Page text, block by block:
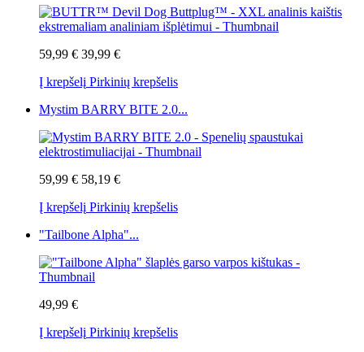
59,99 € 39,99 €
Į krepšelį Pirkinių krepšelis
Mystim BARRY BITE 2.0...
59,99 € 58,19 €
Į krepšelį Pirkinių krepšelis
"Tailbone Alpha"...
49,99 €
Į krepšelį Pirkinių krepšelis